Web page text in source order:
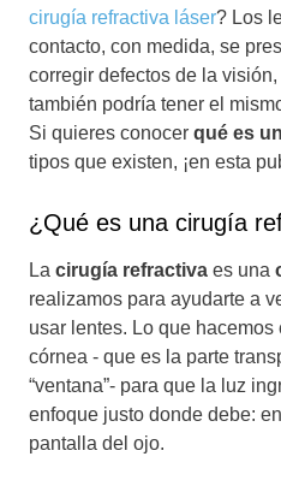
cirugía refractiva láser? Los
contacto, con medida, se
corregir defectos de la
también podría tener el
Si quieres conocer qué es
tipos que existen, ¡en esta
¿Qué es una cirugía
La cirugía refractiva es una
realizamos para ayudarte a
usar lentes. Lo que
córnea - que es la parte
“ventana”- para que la luz
enfoque justo donde debe:
pantalla del ojo.